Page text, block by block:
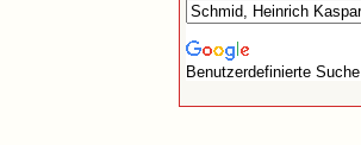
Benutzerdefinierte Suche